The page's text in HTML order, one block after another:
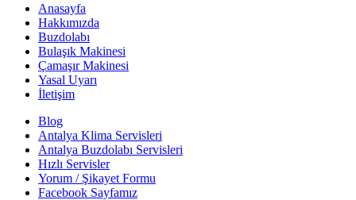
Anasayfa
Hakkımızda
Buzdolabı
Bulaşık Makinesi
Çamaşır Makinesi
Yasal Uyarı
İletişim
Blog
Antalya Klima Servisleri
Antalya Buzdolabı Servisleri
Hızlı Servisler
Yorum / Şikayet Formu
Facebook Sayfamız